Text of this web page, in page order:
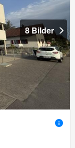
8 Bilder